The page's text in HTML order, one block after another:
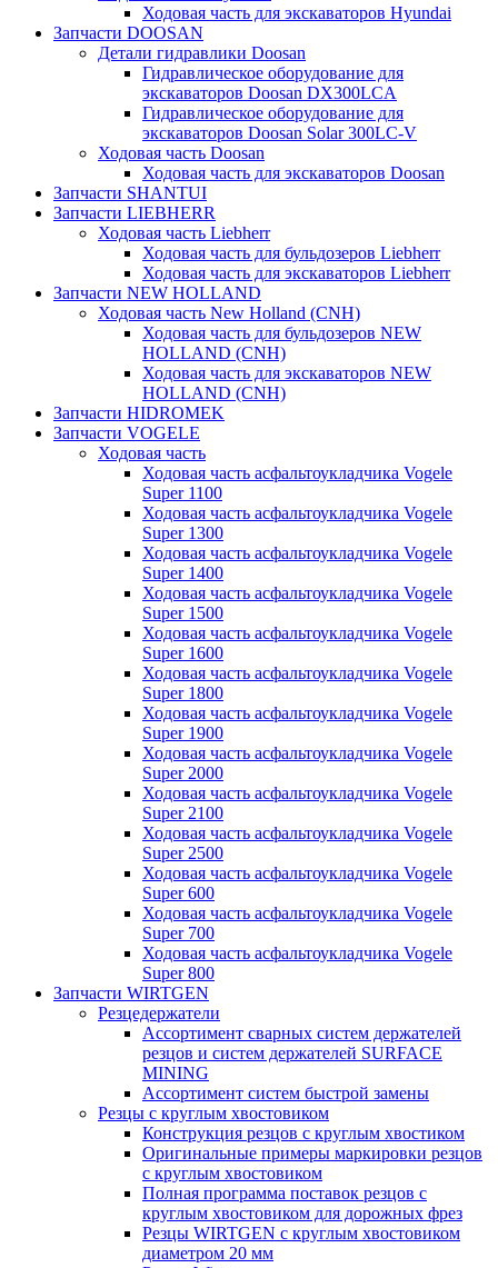
Ходовая часть для экскаваторов Hyundai
Запчасти DOOSAN
Детали гидравлики Doosan
Гидравлическое оборудование для
экскаваторов Doosan DX300LCA
Гидравлическое оборудование для
экскаваторов Doosan Solar 300LC-V
Ходовая часть Doosan
Ходовая часть для экскаваторов Doosan
Запчасти SHANTUI
Запчасти LIEBHERR
Ходовая часть Liebherr
Ходовая часть для бульдозеров Liebherr
Ходовая часть для экскаваторов Liebherr
Запчасти NEW HOLLAND
Ходовая часть New Holland (CNH)
Ходовая часть для бульдозеров NEW
HOLLAND (CNH)
Ходовая часть для экскаваторов NEW
HOLLAND (CNH)
Запчасти HIDROMEK
Запчасти VOGELE
Ходовая часть
Ходовая часть асфальтоукладчика Vogele
Super 1100
Ходовая часть асфальтоукладчика Vogele
Super 1300
Ходовая часть асфальтоукладчика Vogele
Super 1400
Ходовая часть асфальтоукладчика Vogele
Super 1500
Ходовая часть асфальтоукладчика Vogele
Super 1600
Ходовая часть асфальтоукладчика Vogele
Super 1800
Ходовая часть асфальтоукладчика Vogele
Super 1900
Ходовая часть асфальтоукладчика Vogele
Super 2000
Ходовая часть асфальтоукладчика Vogele
Super 2100
Ходовая часть асфальтоукладчика Vogele
Super 2500
Ходовая часть асфальтоукладчика Vogele
Super 600
Ходовая часть асфальтоукладчика Vogele
Super 700
Ходовая часть асфальтоукладчика Vogele
Super 800
Запчасти WIRTGEN
Резцедержатели
Ассортимент сварных систем держателей
резцов и систем держателей SURFACE
MINING
Ассортимент систем быстрой замены
Резцы с круглым хвостовиком
Конструкция резцов с круглым хвостиком
Оригинальные примеры маркировки резцов
с круглым хвостовиком
Полная программа поставок резцов с
круглым хвостовиком для дорожных фрез
Резцы WIRTGEN с круглым хвостовиком
диаметром 20 мм